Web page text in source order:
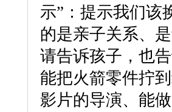
示”：提示我们该
的是亲子关系、
请告诉孩子，也
能把火箭零件拧
影片的导演、能